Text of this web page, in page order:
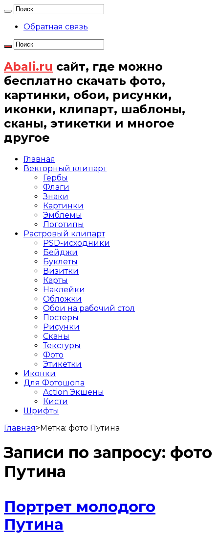
Обратная связь
Abali.ru сайт, где можно
бесплатно скачать фото,
картинки, обои, рисунки,
иконки, клипарт, шаблоны,
сканы, этикетки и многое
другое
Главная
Векторный клипарт
Гербы
Флаги
Знаки
Картинки
Эмблемы
Логотипы
Растровый клипарт
PSD-исходники
Бейджи
Буклеты
Визитки
Карты
Наклейки
Обложки
Обои на рабочий стол
Постеры
Рисунки
Сканы
Текстуры
Фото
Этикетки
Иконки
Для Фотошопа
Action Экшены
Кисти
Шрифты
Главная>Метка: фото Путина
Записи по запросу: фото
Путина
Портрет молодого
Путина